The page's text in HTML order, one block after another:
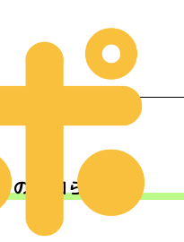
のお知らせ